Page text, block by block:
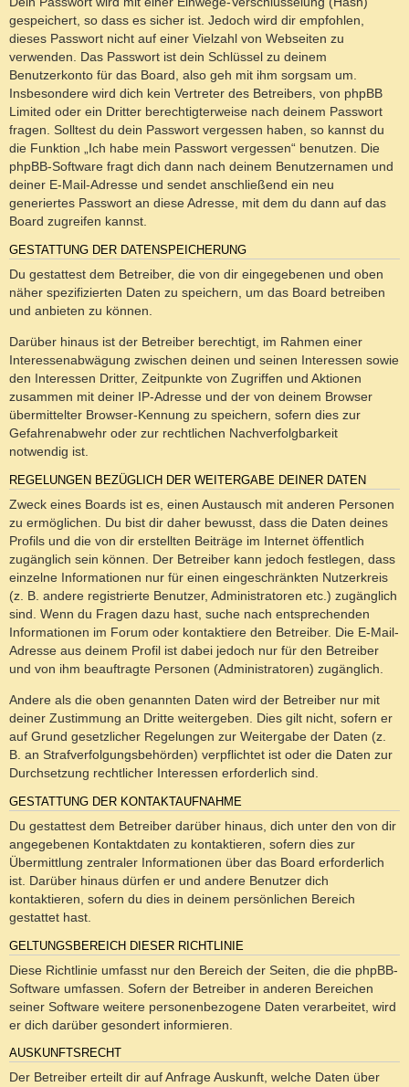
gespeichert, so dass es sicher ist. Jedoch wird dir empfohlen,
dieses Passwort nicht auf einer Vielzahl von Webseiten zu
verwenden. Das Passwort ist dein Schlüssel zu deinem
Benutzerkonto für das Board, also geh mit ihm sorgsam um.
Insbesondere wird dich kein Vertreter des Betreibers, von phpBB
Limited oder ein Dritter berechtigterweise nach deinem Passwort
fragen. Solltest du dein Passwort vergessen haben, so kannst du
die Funktion „Ich habe mein Passwort vergessen“ benutzen. Die
phpBB-Software fragt dich dann nach deinem Benutzernamen und
deiner E-Mail-Adresse und sendet anschließend ein neu
generiertes Passwort an diese Adresse, mit dem du dann auf das
Board zugreifen kannst.
GESTATTUNG DER DATENSPEICHERUNG
Du gestattest dem Betreiber, die von dir eingegebenen und oben
näher spezifizierten Daten zu speichern, um das Board betreiben
und anbieten zu können.
Darüber hinaus ist der Betreiber berechtigt, im Rahmen einer
Interessenabwägung zwischen deinen und seinen Interessen sowie
den Interessen Dritter, Zeitpunkte von Zugriffen und Aktionen
zusammen mit deiner IP-Adresse und der von deinem Browser
übermittelter Browser-Kennung zu speichern, sofern dies zur
Gefahrenabwehr oder zur rechtlichen Nachverfolgbarkeit
notwendig ist.
REGELUNGEN BEZÜGLICH DER WEITERGABE DEINER DATEN
Zweck eines Boards ist es, einen Austausch mit anderen Personen
zu ermöglichen. Du bist dir daher bewusst, dass die Daten deines
Profils und die von dir erstellten Beiträge im Internet öffentlich
zugänglich sein können. Der Betreiber kann jedoch festlegen, dass
einzelne Informationen nur für einen eingeschränkten Nutzerkreis
(z. B. andere registrierte Benutzer, Administratoren etc.) zugänglich
sind. Wenn du Fragen dazu hast, suche nach entsprechenden
Informationen im Forum oder kontaktiere den Betreiber. Die E-Mail-
Adresse aus deinem Profil ist dabei jedoch nur für den Betreiber
und von ihm beauftragte Personen (Administratoren) zugänglich.
Andere als die oben genannten Daten wird der Betreiber nur mit
deiner Zustimmung an Dritte weitergeben. Dies gilt nicht, sofern er
auf Grund gesetzlicher Regelungen zur Weitergabe der Daten (z.
B. an Strafverfolgungsbehörden) verpflichtet ist oder die Daten zur
Durchsetzung rechtlicher Interessen erforderlich sind.
GESTATTUNG DER KONTAKTAUFNAHME
Du gestattest dem Betreiber darüber hinaus, dich unter den von dir
angegebenen Kontaktdaten zu kontaktieren, sofern dies zur
Übermittlung zentraler Informationen über das Board erforderlich
ist. Darüber hinaus dürfen er und andere Benutzer dich
kontaktieren, sofern du dies in deinem persönlichen Bereich
gestattet hast.
GELTUNGSBEREICH DIESER RICHTLINIE
Diese Richtlinie umfasst nur den Bereich der Seiten, die die phpBB-
Software umfassen. Sofern der Betreiber in anderen Bereichen
seiner Software weitere personenbezogene Daten verarbeitet, wird
er dich darüber gesondert informieren.
AUSKUNFTSRECHT
Der Betreiber erteilt dir auf Anfrage Auskunft, welche Daten über